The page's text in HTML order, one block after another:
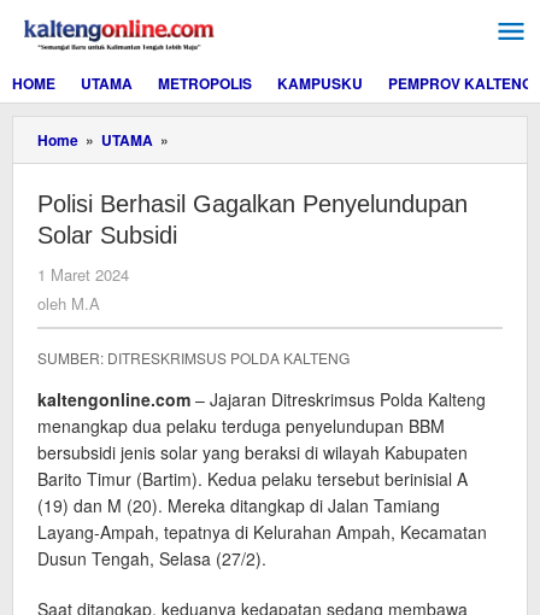
konten
HOME
UTAMA METROPOLIS KAMPUSKU PEMPROV KALTENG
Home » UTAMA »
Berhasil
Penyelundupan
Solar
Subsidi
Polisi Berhasil Gagalkan Penyelundupan
Solar Subsidi
1 Maret 2024
oleh M.A
SUMBER: DITRESKRIMSUS POLDA KALTENG
kaltengonline.com – Jajaran Ditreskrimsus Polda Kalteng
menangkap dua pelaku terduga penyelundupan BBM
bersubsidi jenis solar yang beraksi di wilayah Kabupaten
Barito Timur (Bartim). Kedua pelaku tersebut berinisial A
(19) dan M (20). Mereka ditangkap di Jalan Tamiang
Layang-Ampah, tepatnya di Kelurahan Ampah, Kecamatan
Dusun Tengah, Selasa (27/2).
Saat ditangkap, keduanya kedapatan sedang membawa